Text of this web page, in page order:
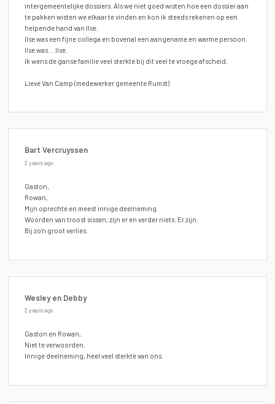
intergemeentelijke dossiers. Als we niet goed wisten hoe een dossier aan
te pakken wisten we elkaar te vinden en kon ik steeds rekenen op een
helpende hand van Ilse.
Ilse was een fijne collega en bovenal een aangename en warme persoon.
Ilse was….Ilse.
Ik wens de ganse familie veel sterkte bij dit veel te vroege afscheid.
Lieve Van Camp (medewerker gemeente Rumst)
Bart Vercruyssen
2 years ago
Gaston,
Rowan,
Mijn oprechte en meest innige deelneming.
Woorden van troost sissen, zijn er en verder niets. Er zijn.
Bij zo'n groot verlies.
Wesley en Debby
2 years ago
Gaston en Rowan,
Niet te verwoorden.
Innige deelneming, heel veel sterkte van ons.